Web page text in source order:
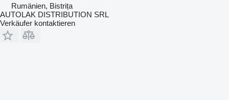
Rumänien, Bistrița
AUTOLAK DISTRIBUTION SRL
Verkäufer kontaktieren